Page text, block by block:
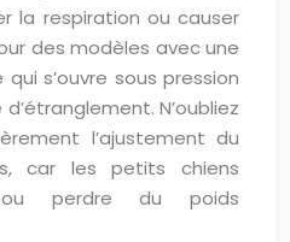
la respiration ou causer
des modèles avec une
s’ouvre sous pression
N’oubliez
l’ajustement du
car les petits chiens
perdre du poids